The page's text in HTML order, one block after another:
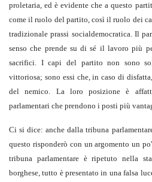
proletaria, ed è evidente che a questo
come il ruolo del partito, così il ruolo dei
tradizionale prassi socialdemocratica. Il
senso che prende su di sé il lavoro più
sacrifici. I capi del partito non sono
vittoriosa; sono essi che, in caso di
del nemico. La loro posizione è
parlamentari che prendono i posti più
Ci si dice: anche dalla tribuna
questo risponderò con un argomento un
tribuna parlamentare è ripetuto nella
borghese, tutto è presentato in una falsa